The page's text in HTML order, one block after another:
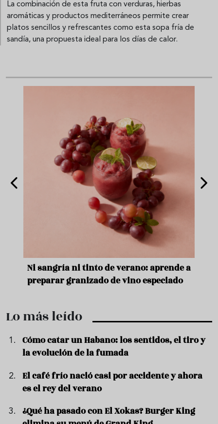
La combinación de esta fruta con verduras, hierbas
aromáticas y productos mediterráneos permite crear
platos sencillos y refrescantes como esta sopa fría de
sandía, una propuesta ideal para los días de calor.
Ni sangría ni tinto de verano: aprende a
preparar granizado de vino especiado
Lo más leído
Cómo catar un Habano: los sentidos, el tiro y
la evolución de la fumada
El café frío nació casi por accidente y ahora
es el rey del verano
¿Qué ha pasado con El Xokas? Burger King